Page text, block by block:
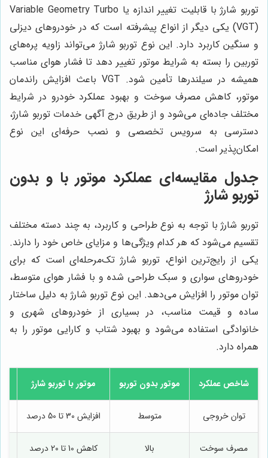
توربو شارژ با قابلیت تغییر اندازه یا Variable Geometry Turbo
(VGT) یکی دیگر از انواع پیشرفته است که در خودروهای دیزلی
و سنگین کاربرد دارد. این نوع توربو شارژ می‌تواند زاویه پره‌های
توربین را بسته به شرایط موتور تغییر دهد تا فشار هوای مناسب
همیشه در سیلندرها تأمین شود. VGT باعث افزایش راندمان
موتور، کاهش مصرف سوخت و بهبود عملکرد خودرو در شرایط
مختلف جاده‌ای می‌شود و از طریق درج آگهی خدمات توربو شارژ،
دسترسی به سرویس تخصصی و نصب حرفه‌ای این نوع
امکان‌پذیر است.
جدول مقایسه‌ای عملکرد موتور با و بدون
توربو شارژ
توربو شارژ با توجه به نوع طراحی و کاربرد، به چند دسته مختلف
تقسیم می‌شود که هر کدام ویژگی‌ها و مزایای خاص خود را دارند.
یکی از رایج‌ترین انواع، توربو شارژ تک‌مرحله‌ای است که برای
خودروهای سواری و سبک طراحی شده و با فشار هوای متوسط،
توان موتور را افزایش می‌دهد. این نوع توربو شارژ به دلیل ساختار
ساده و قیمت مناسب، در بسیاری از خودروهای شهری و
خانوادگی استفاده می‌شود و بهبود شتاب و کارایی موتور را به
همراه دارد.
شاخص عملکرد موتور بدون توربو موتور با توربو شارژ
توان خروجی متوسط افزایش 30 تا 50 درصد
مصرف سوخت بالا کاهش 10 تا 20 درصد